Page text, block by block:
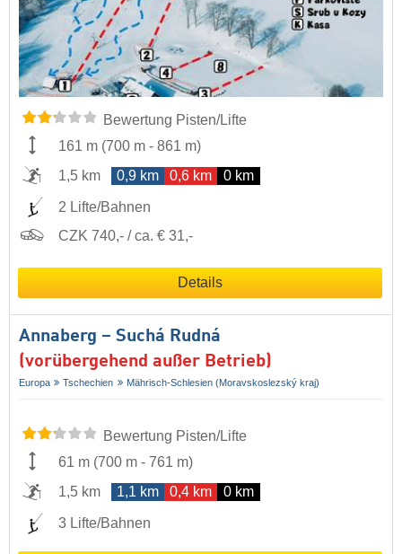
Bewertung Pisten/Lifte
161 m (700 m - 861 m)
1,5 km
0,9 km 0,6 km 0 km
2 Lifte/Bahnen
CZK 740,- / ca. € 31,-
Details
Annaberg – Suchá Rudná
(vorübergehend außer Betrieb)
Europa Tschechien Mährisch-Schlesien (Moravskoslezský kraj)
Bewertung Pisten/Lifte
61 m (700 m - 761 m)
1,5 km
1,1 km 0,4 km 0 km
3 Lifte/Bahnen